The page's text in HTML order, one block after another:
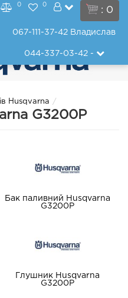
: 0
0 0
067-111-37-42 Владислав
044-337-03-42-
Husqvarna
G3200P
Бак паливний Husqvarna
G3200P
Глушник Husqvarna
G3200P